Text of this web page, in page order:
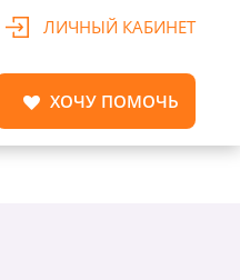
ЛИЧНЫЙ КАБИНЕТ
ХОЧУ ПОМОЧЬ